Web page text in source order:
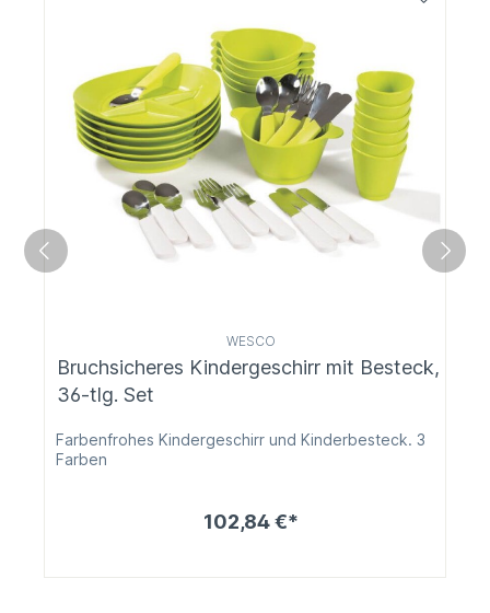
WESCO
Bruchsicheres Kindergeschirr mit Besteck,
36-tlg. Set
Farbenfrohes Kindergeschirr und Kinderbesteck. 3
Farben
102,84 €*